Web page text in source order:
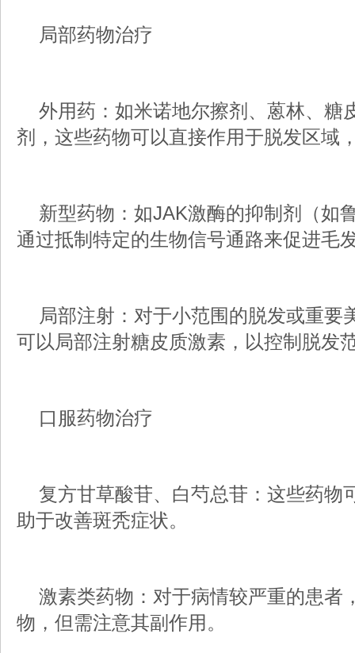
局部药物治疗
外用药：如米诺地尔擦剂、蒽林、糖
剂，这些药物可以直接作用于脱发区域
新型药物：如JAK激酶的抑制剂（如
通过抵制特定的生物信号通路来促进毛
局部注射：对于小范围的脱发或重要
可以局部注射糖皮质激素，以控制脱发
口服药物治疗
复方甘草酸苷、白芍总苷：这些药物
助于改善斑秃症状。
激素类药物：对于病情较严重的患者
物，但需注意其副作用。